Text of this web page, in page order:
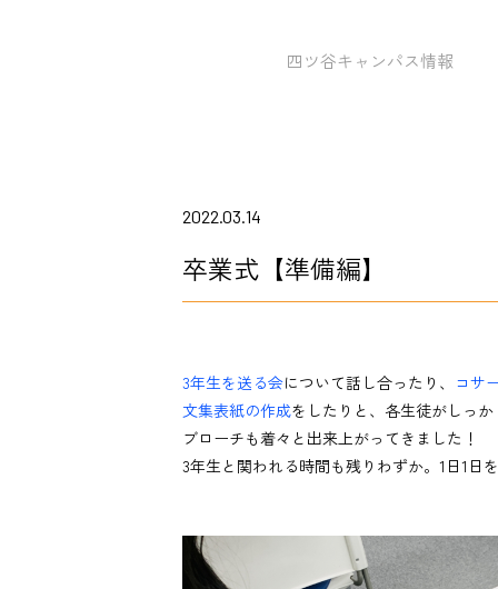
四ツ谷キャンパス情報
2022.03.14
卒業式【準備編】
3年生を送る会について話し合ったり、 コサ
文集表紙の作成をしたりと、各生徒がしっ
ブローチも着々と出来上がってきました！
3年生と関われる時間も残りわずか。1日1日